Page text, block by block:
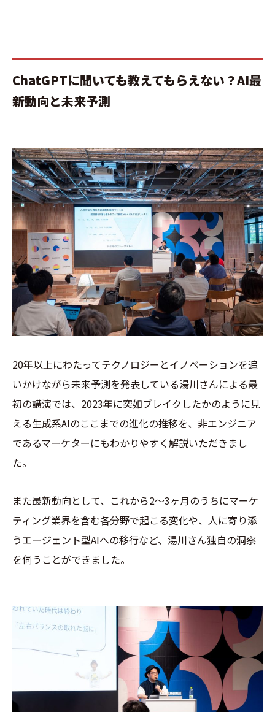
ChatGPTに聞いても教えてもらえない？AI最
新動向と未来予測
20年以上にわたってテクノロジーとイノベーションを追
いかけながら未来予測を発表している湯川さんによる最
初の講演では、2023年に突如ブレイクしたかのように見
える生成系AIのここまでの進化の推移を、非エンジニア
であるマーケターにもわかりやすく解説いただきまし
た。
また最新動向として、これから2〜3ヶ月のうちにマーケ
ティング業界を含む各分野で起こる変化や、人に寄り添
うエージェント型AIへの移行など、湯川さん独自の洞察
を伺うことができました。